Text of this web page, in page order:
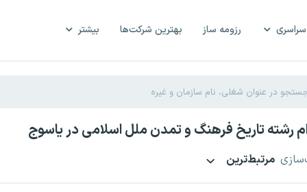
رزومه ساز بهترین شرکت‌ها بیشتر
رشته تاریخ فرهنگ و تمدن ملل اسلامی در یاسوج
مرتبط‌ترین